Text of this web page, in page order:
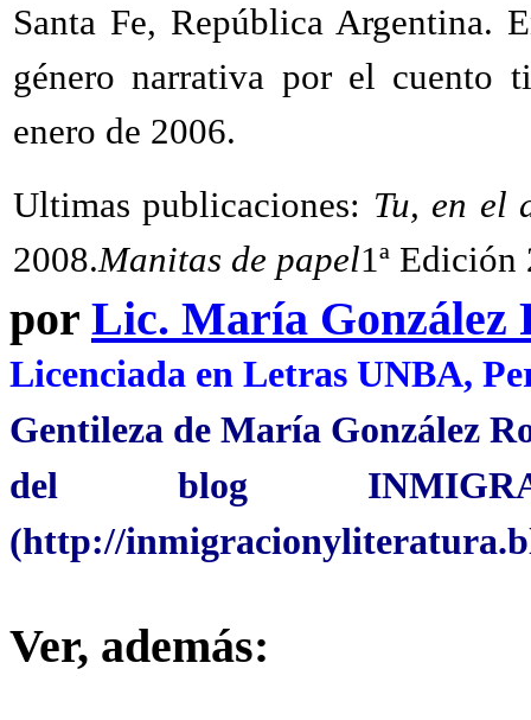
Santa Fe, República Argentina.
género narrativa por el cuento
enero de 2006.
Ultimas publicaciones: Tu, en el
2008.Manitas de papel1ª Edición
por Lic. María González
Licenciada en Letras UNBA,
Gentileza de María González
del blog
(http://
Ver, además: